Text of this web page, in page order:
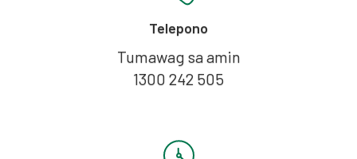
Telepono
Tumawag sa amin
1300 242 505